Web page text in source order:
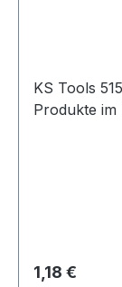
KS Tools
Regulärer
1,18 €